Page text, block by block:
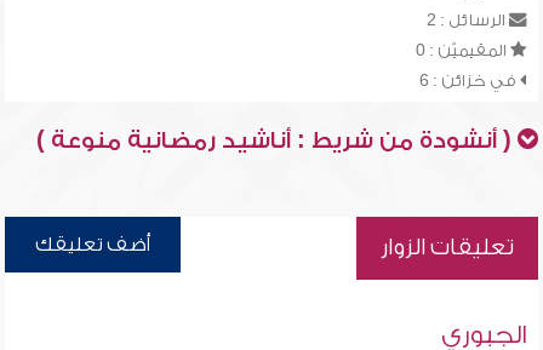
الرسائل : 2
المقيميّن : 0
في خزائن : 6
( أنشودة من شريط : أناشيد رمضانية منوعة )
تعليقات الزوار أضف تعليقك
الجبوري